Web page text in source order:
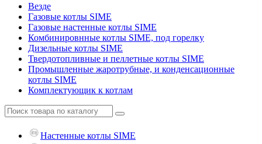
Везде
Газовые котлы SIME
Газовые настенные котлы SIME
Комбинировнные котлы SIME, под горелку
Дизельные котлы SIME
Твердотопливные и пеллетные котлы SIME
Промышленные жаротрубные, и конденсационные
котлы SIME
Комплектующик к котлам
Hастенные котлы SIME